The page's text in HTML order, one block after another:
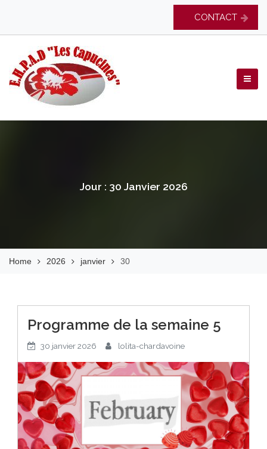
content
CONTACT
EHPAD Les Capucines
Jour : 30 Janvier 2026
Home 2026 janvier 30
Programme de la semaine 5
30 janvier 2026 lolita-chardavoine